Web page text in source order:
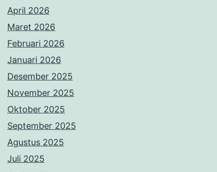
April 2026
Maret 2026
Februari 2026
Januari 2026
Desember 2025
November 2025
Oktober 2025
September 2025
Agustus 2025
Juli 2025